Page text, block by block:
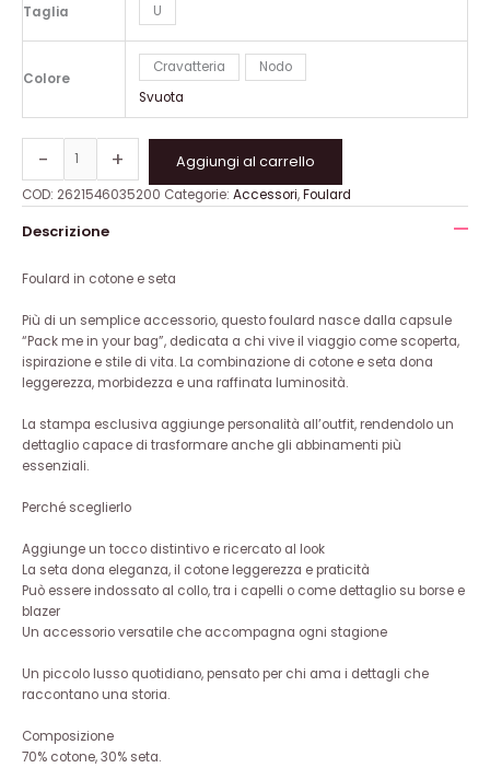
Taglia U
Colore
Cravatteria
Nodo
Svuota
- + Aggiungi al carrello
COD: 2621546035200 Categorie: Accessori,Foulard
Descrizione
Foulard in cotone e seta
Più di un semplice accessorio, questo foulard nasce dalla capsule
“Pack me in your bag”, dedicata a chi vive il viaggio come scoperta,
ispirazione e stile di vita. La combinazione di cotone e seta dona
leggerezza, morbidezza e una raffinata luminosità.
La stampa esclusiva aggiunge personalità all’outfit, rendendolo un
dettaglio capace di trasformare anche gli abbinamenti più
essenziali.
Perché sceglierlo
Aggiunge un tocco distintivo e ricercato al look
La seta dona eleganza, il cotone leggerezza e praticità
Può essere indossato al collo, tra i capelli o come dettaglio su borse e
blazer
Un accessorio versatile che accompagna ogni stagione
Un piccolo lusso quotidiano, pensato per chi ama i dettagli che
raccontano una storia.
Composizione
70% cotone, 30% seta.